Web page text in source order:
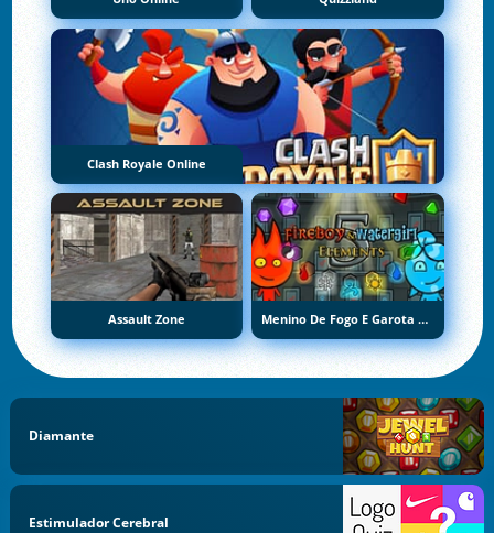
Clash Royale Online
Assault Zone Menino De Fogo E Garota De Água 5: Elementos
Diamante
Estimulador Cerebral